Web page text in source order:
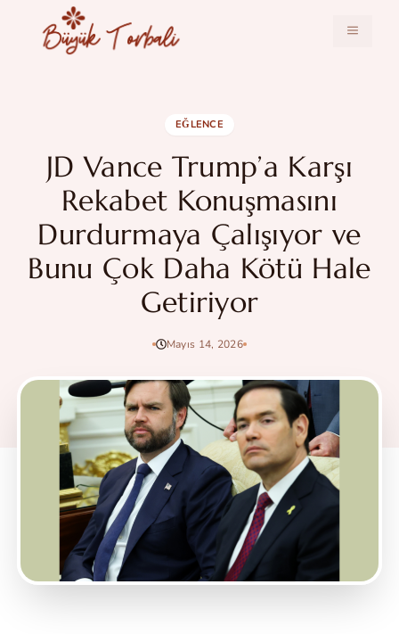
MENÜ
EĞLENCE
JD Vance Trump’a Karşı
Rekabet Konuşmasını
Durdurmaya Çalışıyor ve
Bunu Çok Daha Kötü Hale
Getiriyor
Mayıs 14, 2026